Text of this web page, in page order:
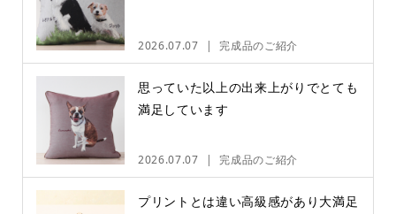
2026.07.07 完成品のご紹介
思っていた以上の出来上がりでとても
満足しています
2026.07.07 完成品のご紹介
プリントとは違い高級感があり大満足